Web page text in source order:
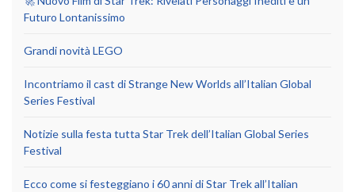
Futuro Lontanissimo
Grandi novità LEGO
Incontriamo il cast di Strange New Worlds all’Italian Global
Series Festival
Notizie sulla festa tutta Star Trek dell’Italian Global Series
Festival
Ecco come si festeggiano i 60 anni di Star Trek all’Italian